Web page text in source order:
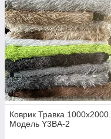
Коврик Травка 1000х2000.
Модель Y3BA-2